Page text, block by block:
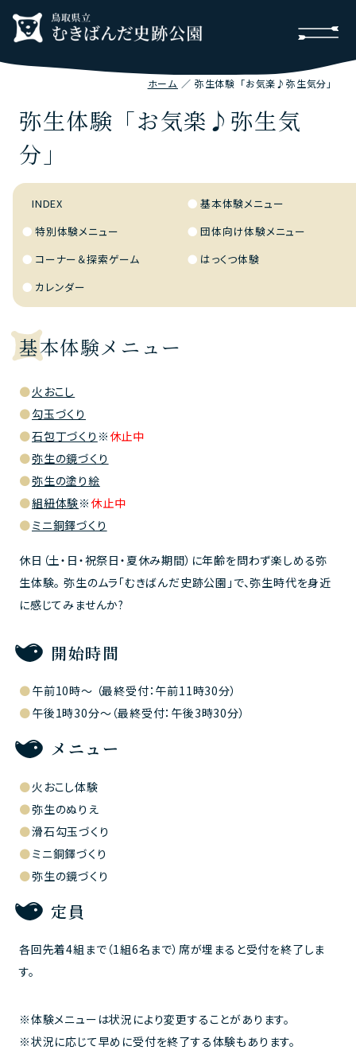
ホーム 弥生体験「お気楽♪弥生気分」
弥生体験「お気楽♪弥生気
分」
INDEX
基本体験メニュー
特別体験メニュー
団体向け体験メニュー
コーナー＆探索ゲーム
はっくつ体験
カレンダー
基本体験メニュー
火おこし
勾玉づくり
石包丁づくり ※休止中
弥生の鏡づくり
弥生の塗り絵
組紐体験※休止中
ミニ銅鐸づくり
休日（土・日・祝祭日・夏休み期間）に年齢を問わず楽しめる弥
生体験。 弥生のムラ「むきばんだ史跡公園」で、弥生時代を身近
に感じてみませんか?
開始時間
午前10時～ （最終受付：午前11時30分）
午後1時30分～（最終受付：午後3時30分）
メニュー
火おこし体験
弥生のぬりえ
滑石勾玉づくり
ミニ銅鐸づくり
弥生の鏡づくり
定員
各回先着4組まで（1組6名まで）席が埋まると受付を終了しま
す。
体験メニューは状況により変更することがあります。
状況に応じて早めに受付を終了する体験もあります。